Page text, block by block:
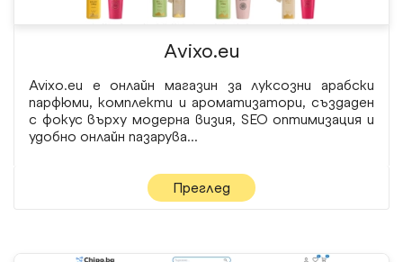
Аvixo.eu
Avixo.eu е онлайн магазин за луксозни арабски
парфюми, комплекти и ароматизатори, създаден
с фокус върху модерна визия, SEO оптимизация и
удобно онлайн пазарува...
Преглед